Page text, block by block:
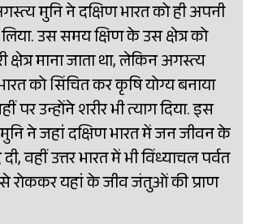
मुनि ने दक्षिण भारत को ही अपनी
उस समय क्षिण के उस क्षेत्र को
माना जाता था, लेकिन अगस्त्य
को सिंचित कर कृषि योग्य बनाया
पर उन्होंने शरीर भी त्याग दिया. इस
ने जहां दक्षिण भारत में जन जीवन के
वहीं उत्तर भारत में भी विंध्याचल पर्वत
रोककर यहां के जीव जंतुओं की प्राण